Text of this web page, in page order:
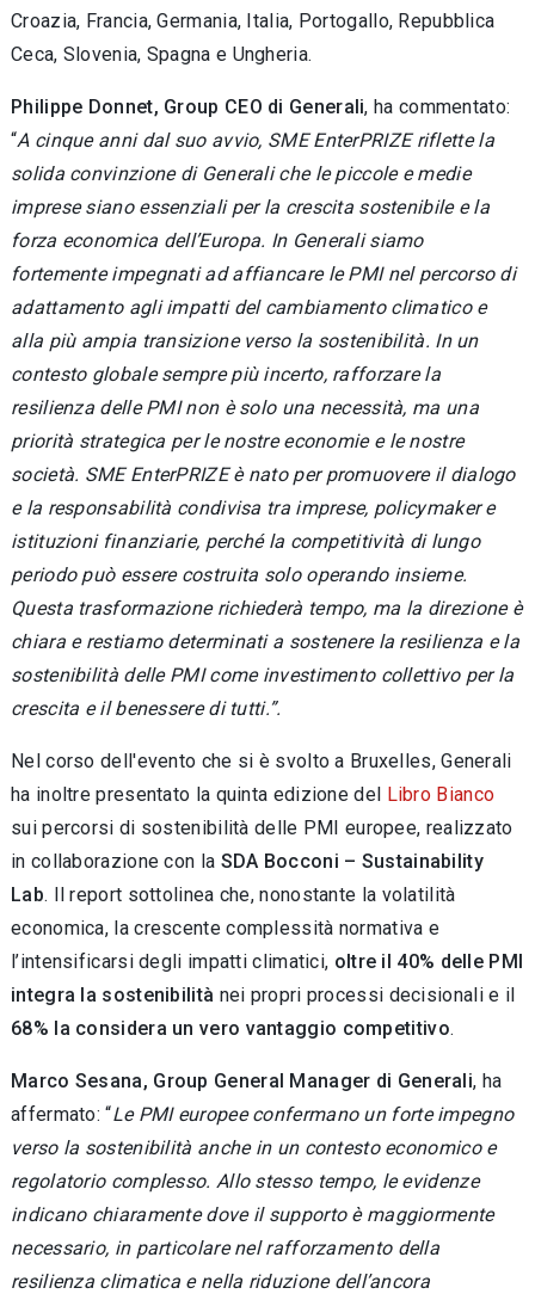
Croazia, Francia, Germania, Italia, Portogallo, Repubblica
Ceca, Slovenia, Spagna e Ungheria.
Philippe Donnet, Group CEO di Generali, ha commentato:
“A cinque anni dal suo avvio, SME EnterPRIZE riflette la
solida convinzione di Generali che le piccole e medie
imprese siano essenziali per la crescita sostenibile e la
forza economica dell’Europa. In Generali siamo
fortemente impegnati ad affiancare le PMI nel percorso di
adattamento agli impatti del cambiamento climatico e
alla più ampia transizione verso la sostenibilità. In un
contesto globale sempre più incerto, rafforzare la
resilienza delle PMI non è solo una necessità, ma una
priorità strategica per le nostre economie e le nostre
società. SME EnterPRIZE è nato per promuovere il dialogo
e la responsabilità condivisa tra imprese, policymaker e
istituzioni finanziarie, perché la competitività di lungo
periodo può essere costruita solo operando insieme.
Questa trasformazione richiederà tempo, ma la direzione è
chiara e restiamo determinati a sostenere la resilienza e la
sostenibilità delle PMI come investimento collettivo per la
crescita e il benessere di tutti.”.
Nel corso dell'evento che si è svolto a Bruxelles, Generali
ha inoltre presentato la quinta edizione del Libro Bianco
sui percorsi di sostenibilità delle PMI europee, realizzato
in collaborazione con la SDA Bocconi – Sustainability
Lab. Il report sottolinea che, nonostante la volatilità
economica, la crescente complessità normativa e
l’intensificarsi degli impatti climatici, oltre il 40% delle PMI
integra la sostenibilità nei propri processi decisionali e il
68% la considera un vero vantaggio competitivo.
Marco Sesana, Group General Manager di Generali, ha
affermato:“Le PMI europee confermano un forte impegno
verso la sostenibilità anche in un contesto economico e
regolatorio complesso. Allo stesso tempo, le evidenze
indicano chiaramente dove il supporto è maggiormente
necessario, in particolare nel rafforzamento della
resilienza climatica e nella riduzione dell’ancora